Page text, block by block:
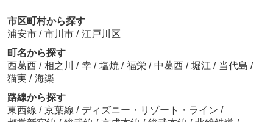
市区町村から探す
浦安市 / 市川市 / 江戸川区
町名から探す
西葛西 / 相之川 / 幸 / 塩焼 / 福栄 / 中葛西 / 堀江 / 当代島 /
猫実 / 海楽
路線から探す
東西線 / 京葉線 / ディズニー・リゾート・ライン /